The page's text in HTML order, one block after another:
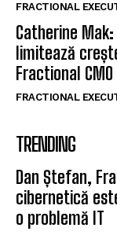
FRACTIONAL
Catherine
limitează
Fractional CMO
FRACTIONAL
TRENDING
Dan Ștefan,
cibernetică
o problemă IT